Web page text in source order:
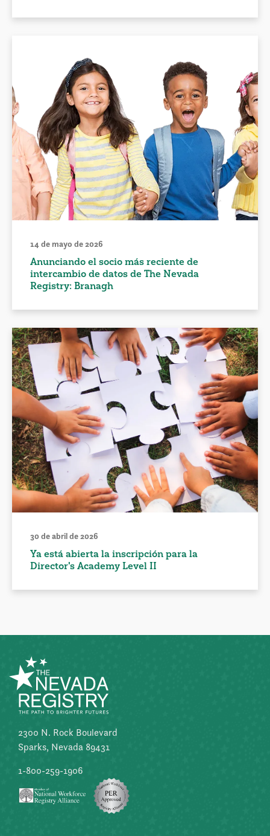
14 de mayo de 2026
Anunciando el socio más reciente de
intercambio de datos de The Nevada
Registry: Branagh
30 de abril de 2026
Ya está abierta la inscripción para la
Director's Academy Level II
2300 N. Rock Boulevard
Sparks, Nevada 89431
1-800-259-1906